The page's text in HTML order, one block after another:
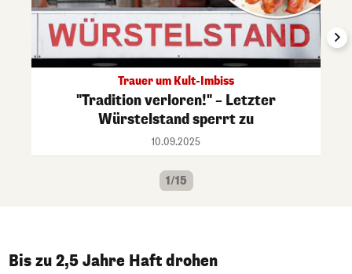
Trauer um Kult-Imbiss
"Tradition verloren!" – Letzter
Würstelstand sperrt zu
10.09.2025
1/15
Bis zu 2,5 Jahre Haft drohen